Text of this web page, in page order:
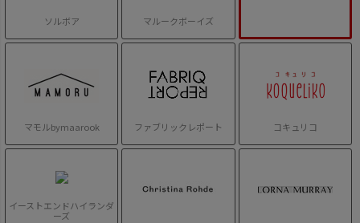
ソルボア マルークボーイズ
マモルbymaarook ファブリックレポート コキュリコ
イーストエンドハイランダ
ーズ